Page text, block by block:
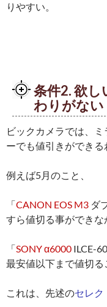
りやすい。
条件2. 欲
わりがない
ビックカメラでは、
ーでも値引きができる
例えば5月のこと、
「CANON EOS M3 ダ
すら値切る事ができな
「SONY α6000 ILCE-
最安値以下まで値切る
これは、先述のセレク